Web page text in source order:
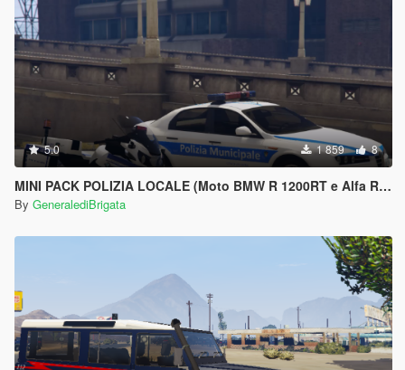
5.0 1 859 8
MINI PACK POLIZIA LOCALE (Moto BMW R 1200RT e Alfa Romeo 159)
By GeneralediBrigata